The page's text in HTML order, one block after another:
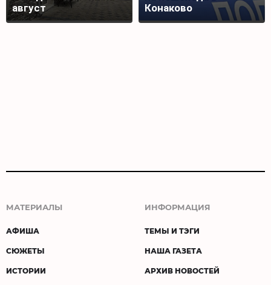
август
Конаково
МАТЕРИАЛЫ
АФИША
СЮЖЕТЫ
ИСТОРИИ
ИНФОРМАЦИЯ
ТЕМЫ И ТЭГИ
НАША ГАЗЕТА
АРХИВ НОВОСТЕЙ